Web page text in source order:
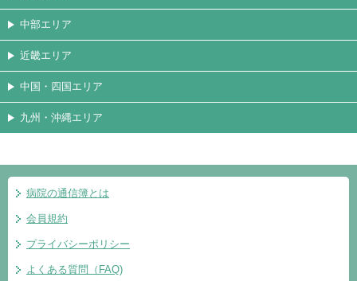
中部エリア
近畿エリア
中国・四国エリア
九州・沖縄エリア
病院の通信簿とは
会員規約
プライバシーポリシー
よくある質問（FAQ)